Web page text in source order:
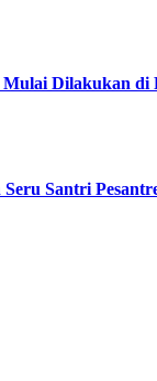
Dilakukan di
Santri